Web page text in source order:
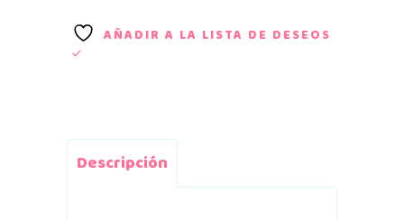
AÑADIR A LA LISTA DE DESEOS
Descripción